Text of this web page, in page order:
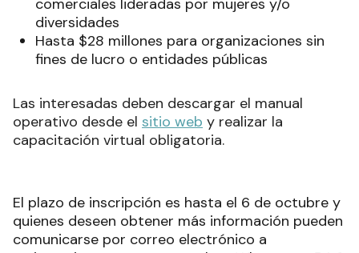
comerciales lideradas por mujeres y/o
diversidades
Hasta $28 millones para organizaciones sin
fines de lucro o entidades públicas
Las interesadas deben descargar el manual
operativo desde el sitio web y realizar la
capacitación virtual obligatoria.
El plazo de inscripción es hasta el 6 de octubre y
quienes deseen obtener más información pueden
comunicarse por correo electrónico a